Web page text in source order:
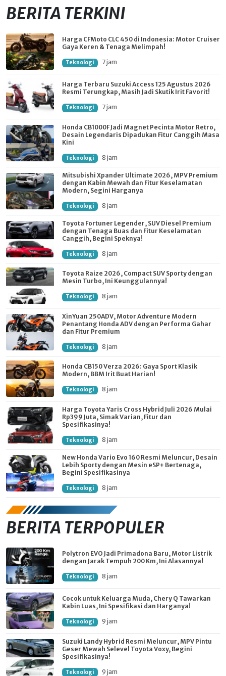
BERITA TERKINI
Harga CFMoto CLC 450 di Indonesia: Motor Cruiser
Gaya Keren & Tenaga Melimpah!
Teknologi 7 jam
Harga Terbaru Suzuki Access 125 Agustus 2026
Resmi Terungkap, Masih Jadi Skutik Irit Favorit!
Teknologi 7 jam
Honda CB1000F Jadi Magnet Pecinta Motor Retro,
Desain Legendaris Dipadukan Fitur Canggih Masa
Kini
Teknologi 8 jam
Mitsubishi Xpander Ultimate 2026, MPV Premium
dengan Kabin Mewah dan Fitur Keselamatan
Modern, Segini Harganya
Teknologi 8 jam
Toyota Fortuner Legender, SUV Diesel Premium
dengan Tenaga Buas dan Fitur Keselamatan
Canggih, Begini Speknya!
Teknologi 8 jam
Toyota Raize 2026, Compact SUV Sporty dengan
Mesin Turbo, Ini Keunggulannya!
Teknologi 8 jam
XinYuan 250ADV, Motor Adventure Modern
Penantang Honda ADV dengan Performa Gahar
dan Fitur Premium
Teknologi 8 jam
Honda CB150 Verza 2026: Gaya Sport Klasik
Modern, BBM Irit Buat Harian!
Teknologi 8 jam
Harga Toyota Yaris Cross Hybrid Juli 2026 Mulai
Rp399 Juta, Simak Varian, Fitur dan
Spesifikasinya!
Teknologi 8 jam
New Honda Vario Evo 160 Resmi Meluncur, Desain
Lebih Sporty dengan Mesin eSP+ Bertenaga,
Begini Spesifikasinya
Teknologi 8 jam
BERITA TERPOPULER
Polytron EVO Jadi Primadona Baru, Motor Listrik
dengan Jarak Tempuh 200 Km, Ini Alasannya!
Teknologi 8 jam
Cocok untuk Keluarga Muda, Chery Q Tawarkan
Kabin Luas, Ini Spesifikasi dan Harganya!
Teknologi 9 jam
Suzuki Landy Hybrid Resmi Meluncur, MPV Pintu
Geser Mewah Selevel Toyota Voxy, Begini
Spesifikasinya!
Teknologi 9 jam